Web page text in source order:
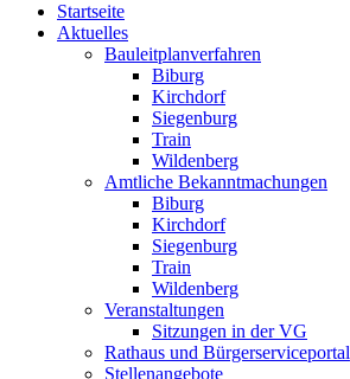
Startseite
Aktuelles
Bauleitplanverfahren
Biburg
Kirchdorf
Siegenburg
Train
Wildenberg
Amtliche Bekanntmachungen
Biburg
Kirchdorf
Siegenburg
Train
Wildenberg
Veranstaltungen
Sitzungen in der VG
Rathaus und Bürgerserviceportal
Stellenangebote